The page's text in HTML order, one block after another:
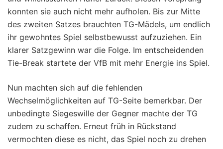
konnten sie auch nicht mehr aufholen. Bis zur Mitte
des zweiten Satzes brauchten TG-Mädels, um endlich
ihr gewohntes Spiel selbstbewusst aufzuziehen. Ein
klarer Satzgewinn war die Folge. Im entscheidenden
Tie-Break startete der VfB mit mehr Energie ins Spiel.
Nun machten sich auf die fehlenden
Wechselmöglichkeiten auf TG-Seite bemerkbar. Der
unbedingte Siegeswille der Gegner machte der TG
zudem zu schaffen. Erneut früh in Rückstand
vermochten diese es nicht, das Spiel noch zu drehen